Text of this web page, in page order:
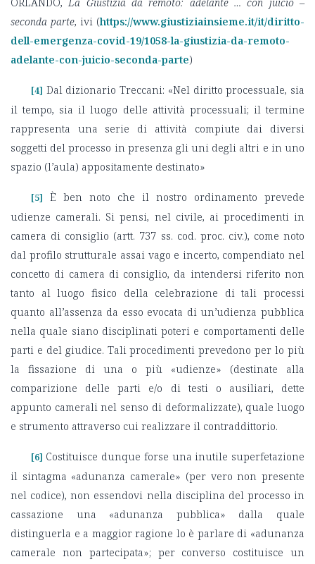
seconda parte, ivi (https://www.giustiziainsieme.it/it/diritto-
dell-emergenza-covid-19/1058-la-giustizia-da-remoto-
adelante-con-juicio-seconda-parte)
[4] Dal dizionario Treccani: «Nel diritto processuale, sia
il tempo, sia il luogo delle attività processuali; il termine
rappresenta una serie di attività compiute dai diversi
soggetti del processo in presenza gli uni degli altri e in uno
spazio (l’aula) appositamente destinato»
[5] È ben noto che il nostro ordinamento prevede
udienze camerali. Si pensi, nel civile, ai procedimenti in
camera di consiglio (artt. 737 ss. cod. proc. civ.), come noto
dal profilo strutturale assai vago e incerto, compendiato nel
concetto di camera di consiglio, da intendersi riferito non
tanto al luogo fisico della celebrazione di tali processi
quanto all’assenza da esso evocata di un’udienza pubblica
nella quale siano disciplinati poteri e comportamenti delle
parti e del giudice. Tali procedimenti prevedono per lo più
la fissazione di una o più «udienze» (destinate alla
comparizione delle parti e/o di testi o ausiliari, dette
appunto camerali nel senso di deformalizzate), quale luogo
e strumento attraverso cui realizzare il contraddittorio.
[6] Costituisce dunque forse una inutile superfetazione
il sintagma «adunanza camerale» (per vero non presente
nel codice), non essendovi nella disciplina del processo in
cassazione una «adunanza pubblica» dalla quale
distinguerla e a maggior ragione lo è parlare di «adunanza
camerale non partecipata»; per converso costituisce un